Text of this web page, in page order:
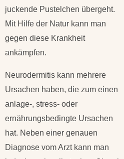
juckende Pustelchen übergeht.
Mit Hilfe der Natur kann man
gegen diese Krankheit
ankämpfen.
Neurodermitis kann mehrere
Ursachen haben, die zum einen
anlage-, stress- oder
ernährungsbedingte Ursachen
hat. Neben einer genauen
Diagnose vom Arzt kann man